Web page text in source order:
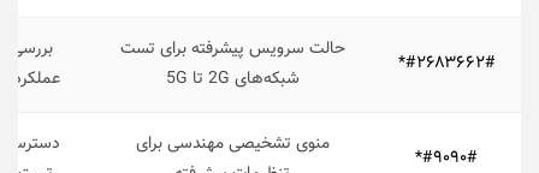
#۲۶۸۳۶۶۲#*
حالت سرویس پیشرفته برای تست
شبکه‌های 2G تا 5G
عملکرد Wi-Fi برای عیب‌یابی اتصال
#۹۰۹۰#*
منوی تشخیصی مهندسی برای
دسترسی